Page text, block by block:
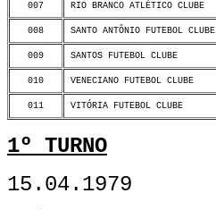
007 RIO BRANCO ATLÉTICO CLUBE
008 SANTO ANTÔNIO FUTEBOL CLUBE
009 SANTOS FUTEBOL CLUBE
010 VENECIANO FUTEBOL CLUBE
011 VITÓRIA FUTEBOL CLUBE
1º TURNO
15.04.1979